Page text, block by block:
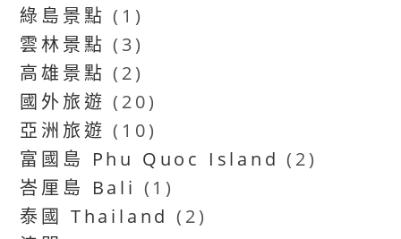
綠島景點 (1)
雲林景點 (3)
高雄景點 (2)
國外旅遊 (20)
亞洲旅遊 (10)
富國島 Phu Quoc Island (2)
峇厘島 Bali (1)
泰國 Thailand (2)